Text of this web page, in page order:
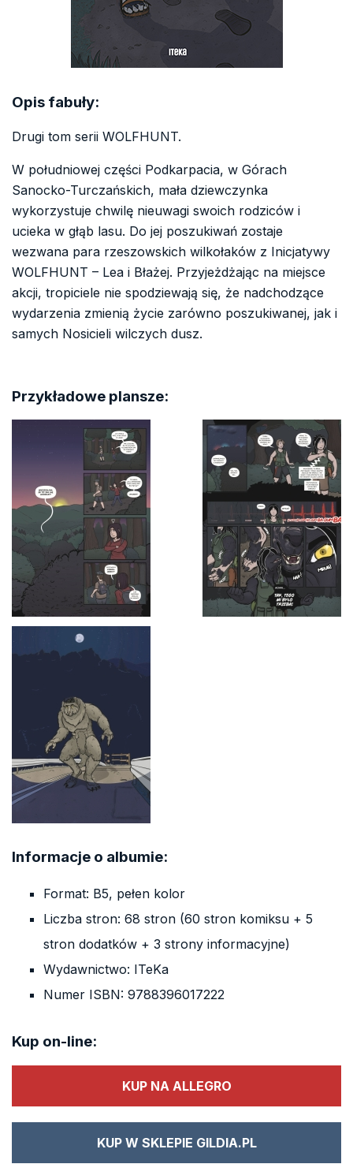
Opis fabuły:
Drugi tom serii WOLFHUNT.
W południowej części Podkarpacia, w Górach
Sanocko-Turczańskich, mała dziewczynka
wykorzystuje chwilę nieuwagi swoich rodziców i
ucieka w głąb lasu. Do jej poszukiwań zostaje
wezwana para rzeszowskich wilkołaków z Inicjatywy
WOLFHUNT – Lea i Błażej. Przyjeżdżając na miejsce
akcji, tropiciele nie spodziewają się, że nadchodzące
wydarzenia zmienią życie zarówno poszukiwanej, jak i
samych Nosicieli wilczych dusz.
Przykładowe plansze:
Informacje o albumie:
Format: B5, pełen kolor
Liczba stron: 68 stron (60 stron komiksu + 5
stron dodatków + 3 strony informacyjne)
Wydawnictwo: ITeKa
Numer ISBN: 9788396017222
Kup on-line:
KUP NA ALLEGRO
KUP W SKLEPIE GILDIA.PL